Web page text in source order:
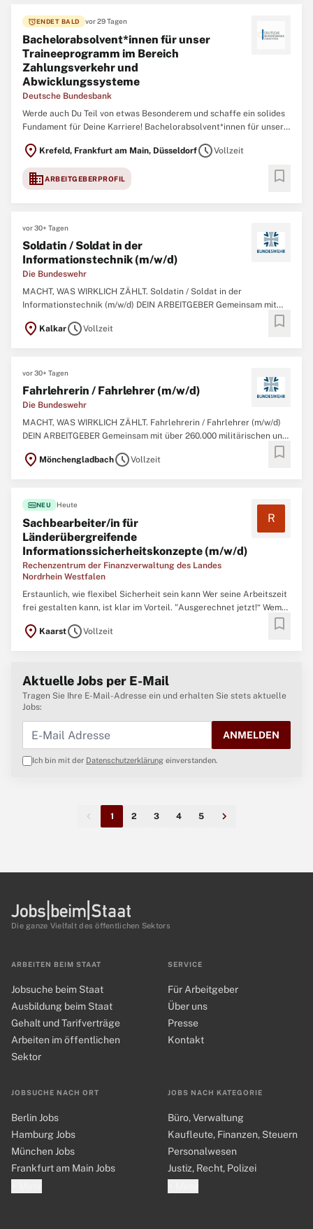
alarmENDET BALD vor 29 Tagen
Bachelorabsolvent*innen für unser
Traineeprogramm im Bereich
Zahlungsverkehr und
Abwicklungssysteme
Deutsche Bundesbank
Werde auch Du Teil von etwas Besonderem und schaffe ein solides
Fundament für Deine Karriere! Bachelorabsolvent*innen für unser
Abwicklungssysteme Frankfurt am Main, Düsseldorf Vollzeit
(Teilzeit ist grundsätzlich möglich), befristet
location_on Krefeld, Frankfurt am Main, DüsseldorfscheduleVollzeit
domainARBEITGEBERPROFIL bookmark
vor 30+ Tagen
Soldatin / Soldat in der
Informationstechnik (m/w/d)
Die Bundeswehr
MACHT, WAS WIRKLICH ZÄHLT. Soldatin / Soldat in der
Informationstechnik (m/w/d) DEIN ARBEITGEBER Gemeinsam mit
über 260.000 militärischen und zivilen Mitarbeitenden garantieren
wir Sicherheit, Souveränität und die außenpolitische
location_on KalkarscheduleVollzeit bookmark
vor 30+ Tagen
Fahrlehrerin / Fahrlehrer (m/w/d)
Die Bundeswehr
MACHT, WAS WIRKLICH ZÄHLT. Fahrlehrerin / Fahrlehrer (m/w/d)
DEIN ARBEITGEBER Gemeinsam mit über 260.000 militärischen und
zivilen Mitarbeitenden garantieren wir Sicherheit, Souveränität und
die außenpolitische Handlungsfähigkeit der Bundesrepublik
location_on MönchengladbachscheduleVollzeit bookmark
fiber_newNEU Heute
Sachbearbeiter/in für
Länderübergreifende
Informationssicherheitskonzepte (m/w/d)
Rechenzentrum der Finanzverwaltung des Landes
Nordrhein Westfalen
R
Erstaunlich, wie flexibel Sicherheit sein kann Wer seine Arbeitszeit
frei gestalten kann, ist klar im Vorteil. "Ausgerechnet jetzt!“ Wem
Kindergarten anruft, der Handwerker nur heute kann oder du
location_on KaarstscheduleVollzeit bookmark
Aktuelle Jobs per E-Mail
Tragen Sie Ihre E-Mail-Adresse ein und erhalten Sie stets aktuelle
Jobs:
ANMELDEN
Ich bin mit der Datenschutzerklärung einverstanden.
1 2 3 4 5
Die ganze Vielfalt des öffentlichen Sektors
ARBEITEN BEIM STAAT
Jobsuche beim Staat
Ausbildung beim Staat
Gehalt und Tarifverträge
Arbeiten im öffentlichen
Sektor
JOBSUCHE NACH ORT
Berlin Jobs
Hamburg Jobs
München Jobs
Frankfurt am Main Jobs
JOBS NACH KATEGORIE
Büro, Verwaltung
Kaufleute, Finanzen, Steuern
Personalwesen
Justiz, Recht, Polizei
SERVICE
Für Arbeitgeber
Über uns
Presse
Kontakt